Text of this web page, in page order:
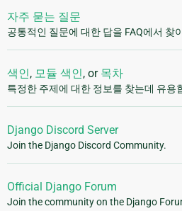
자주 묻는 질문
공통적인 질문에 대한 답을 FAQ에서 찾
색인, 모듈 색인, or 목차
특정한 주제에 대한 정보를 찾는데 유용
Django Discord Server
Join the Django Discord Community.
Official Django Forum
Join the community on the Django